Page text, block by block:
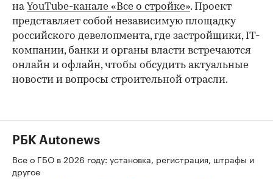
на YouTube-канале «Все о стройке». Проект
представляет собой независимую площадку
российского девелопмента, где застройщики, IT-
компании, банки и органы власти встречаются
онлайн и офлайн, чтобы обсудить актуальные
новости и вопросы строительной отрасли.
РБК Autonews
Все о ГБО в 2026 году: установка, регистрация, штрафы и
другое